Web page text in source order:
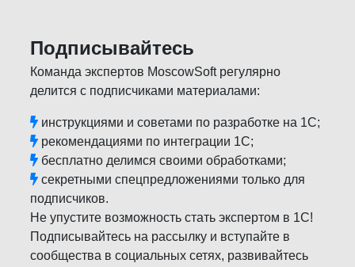
Подписывайтесь
Команда экспертов MoscowSoft регулярно
делится с подписчиками материалами:
инструкциями и советами по разработке на 1С;
рекомендациями по интеграции 1С;
бесплатно делимся своими обработками;
секретными спецпредложениями только для
подписчиков.
Не упустите возможность стать экспертом в 1С!
Подписывайтесь на рассылку и вступайте в
сообщества в социальных сетях, развивайтесь